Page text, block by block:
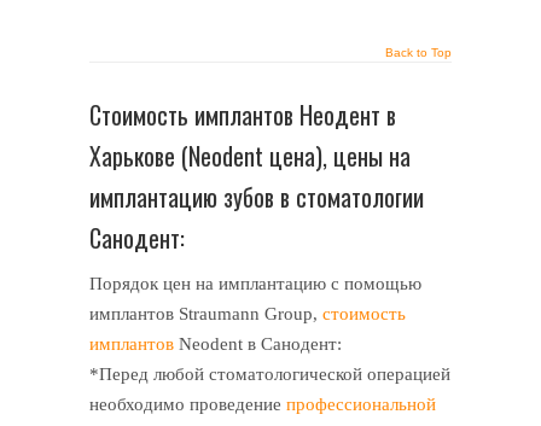
Back to Top
Стоимость имплантов Неодент в
Харькове (Neodent цена), цены на
имплантацию зубов в стоматологии
Санодент:
Порядок цен на имплантацию с помощью
имплантов Straumann Group, стоимость
имплантов Neodent в Санодент:
*Перед любой стоматологической операцией
необходимо проведение профессиональной